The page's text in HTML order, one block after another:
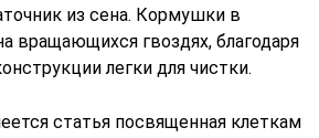
из сена. Кормушки в
вращающихся гвоздях, благодаря
легки для чистки.
статья посвященная клеткам